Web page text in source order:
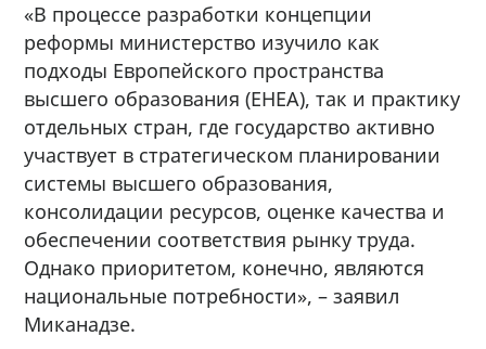
«В процессе разработки концепции
реформы министерство изучило как
подходы Европейского пространства
высшего образования (EHEA), так и практику
отдельных стран, где государство активно
участвует в стратегическом планировании
системы высшего образования,
консолидации ресурсов, оценке качества и
обеспечении соответствия рынку труда.
Однако приоритетом, конечно, являются
национальные потребности», – заявил
Миканадзе.